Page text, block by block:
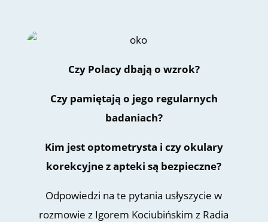
Czy Polacy dbają o wzrok?
Czy pamiętają o jego regularnych
badaniach?
Kim jest optometrysta i czy okulary
korekcyjne z apteki są bezpieczne?
Odpowiedzi na te pytania usłyszycie w
rozmowie z Igorem Kociubińskim z Radia